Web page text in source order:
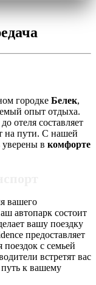
городке Белек,
опыт отдыха.
отеля составляет
на пути. С нашей
в комфорте
вашего
автопарк состоит
вашу поездку
предоставляет
с семьей
встретят вас
к вашему